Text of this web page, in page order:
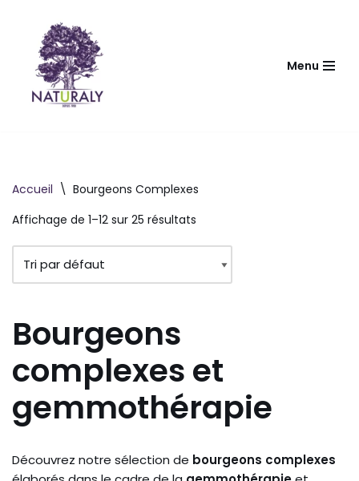
contenu
Menu
Accueil \ Bourgeons Complexes
Affichage de 1–12 sur 25 résultats
Bourgeons
complexes et
gemmothérapie
Découvrez notre sélection de bourgeons complexes